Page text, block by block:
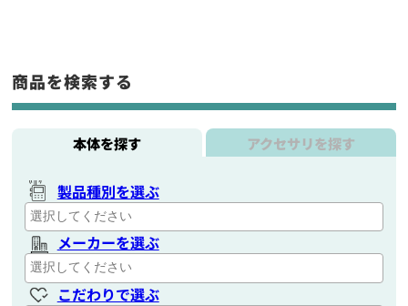
商品を検索する
本体を探す アクセサリを探す
製品種別を選ぶ
メーカーを選ぶ
こだわりで選ぶ